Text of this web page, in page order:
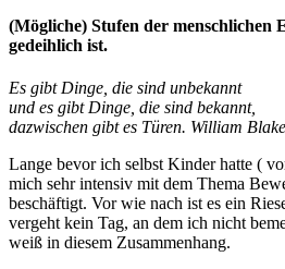
(Mögliche) Stufen der menschlichen
gedeihlich ist.
Es gibt Dinge, die sind unbekannt
und es gibt Dinge, die sind bekannt,
dazwischen gibt es Türen. William Blake
Lange bevor ich selbst Kinder hatte (
mich sehr intensiv mit dem Thema
beschäftigt. Vor wie nach ist es ein
vergeht kein Tag, an dem ich nicht
weiß in diesem Zusammenhang.